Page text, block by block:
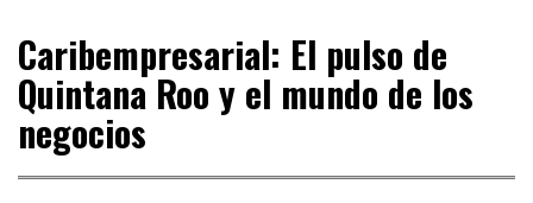
Caribempresarial: El pulso de
Quintana Roo y el mundo de los
negocios